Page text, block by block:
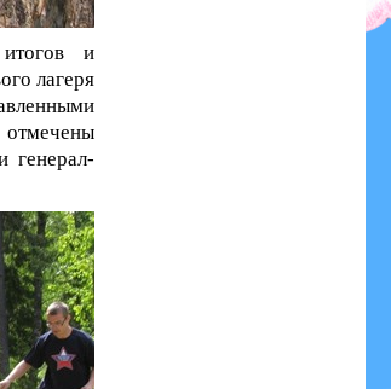
и
лагеря
генерал-